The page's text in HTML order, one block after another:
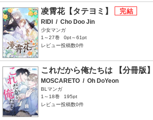
凌霄花【タテヨミ】
RIDI / Cho Doo Jin
少女マンガ
1～27巻
0pt～61pt
レビュー投稿数0件
これだから俺たちは 【分冊版】
MOSCARETO / Oh DoYeon
BLマンガ
1～18巻
195pt
レビュー投稿数0件